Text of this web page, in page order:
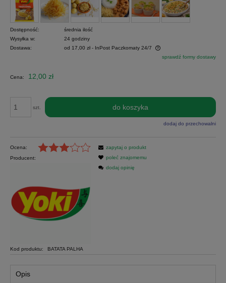
Dostępność:
średnia ilość
Wysyłka w:
24 godziny
Dostawa:
od 17,00 zł - InPost Paczkomaty 24/7
Cena nie zawiera ewentualnych kosztów płatnościsprawdź formy dostawy
Cena: 12,00 zł
szt. do koszyka
dodaj do przechowalni
Ocena:
Producent:
Kod produktu: BATATA PALHA
zapytaj o produkt
poleć znajomemu
dodaj opinię
Opis